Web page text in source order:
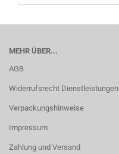
MEHR ÜBER...
AGB
Widerrufsrecht Dienstleistungen
Verpackungshinweise
Impressum
Zahlung und Versand